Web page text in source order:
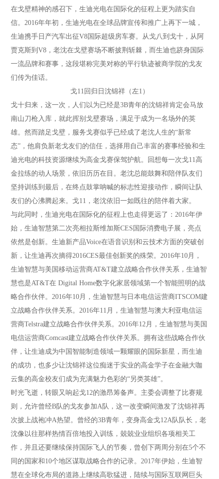
在戈壁精神的感召下，生迪光电在国际化的征程上更为踏实自
信。2016年年初，生迪光电在全球品牌宣传和推广上再下一城，
生迪携手日产汽车出征V8国际超级房车赛。从戈八到戈十，从阿
贾克斯到V8，老沈在戈壁赛场不断披荆斩棘，而生迪也跻身国际
一流品牌和赛事，这段堪称完美对称的平行轨迹被商学院的戈友
们传为佳话。
戈11回归日沈锦祥（左1）
戈十归来，这一次，人们以为已经是3B青年的沈锦祥肯定会马放
南山刀枪入库，就此挥别戈壁赛场，满足于成为一名场外的英
雄。然而踏足戈壁，服务戈赛似乎已经成了老沈人生的“新常
态”，他肩负新老戈友们的信任，选择用自己丰富的赛事经验和生
迪光电的科技资源继续为高金戈赛保驾护航。回想每一次戈11高
金拉练的动人场景，依旧历历在目。老沈总能鼓舞和陪伴队友们
坚持训练到最后，在终点鼓掌呐喊的标志性迎接动作，瞬间让队
友们的心沸腾起来。戈11，老沈依旧一如既往的陪伴着大家。
与此同时，生迪光电在国际化的征程上也走得更远了：2016年伊
始，生迪智慧第二次亮相拉斯维加斯CES国际消费电子展，亮点
依然是创新。生迪新产品Voice在语音识别和云技术方面的突破创
新，让生迪再次摘得2016CES最佳创新奖的殊荣。2016年10月，
生迪智慧与美国移动运营商AT&T建立战略合作伙伴关系，生迪智
慧也是AT&T在 Digital Home数字化家居领域第一个智能照明的战
略合作伙伴。2016年10月，生迪智慧与日本电信运营商ITSCOM建
立战略合作伙伴关系。2016年11月，生迪智慧与澳大利亚电信运
营商Telstra建立战略合作伙伴关系。2016年12月，生迪智慧与美国
电信运营商Comcast建立战略合作伙伴关系。拥有这些战略合作伙
伴，让生迪成为中国智能制造领域一颗耀眼的国际新星，而生迪
的成功，也多少让沈锦祥这位痴迷于实业的高金学子在金融大咖
云集的高金校友们成为充满魅力色彩的“另类英雄”。
时光飞逝，转眼又响起戈12的激昂筹备声。主委会调整了比赛规
则，允许曾经B队的戈友参加A队，这一改变瞬间激发了沈锦祥再
次披上战袍冲A热望。曾经的3B青年，变身高金戈12A队队长，老
沈像以往那样热情百倍地投入训练，兢兢业业组织各项相关工
作，并且还要继续保持国际飞人的节奏，曾创下两周分别在5个不
同的国家和10个地区谋取战略合作的记录。2017年伊始，生迪智
慧在全球化布局的道路上继续高歌猛进，陆续与国际互联网巨头